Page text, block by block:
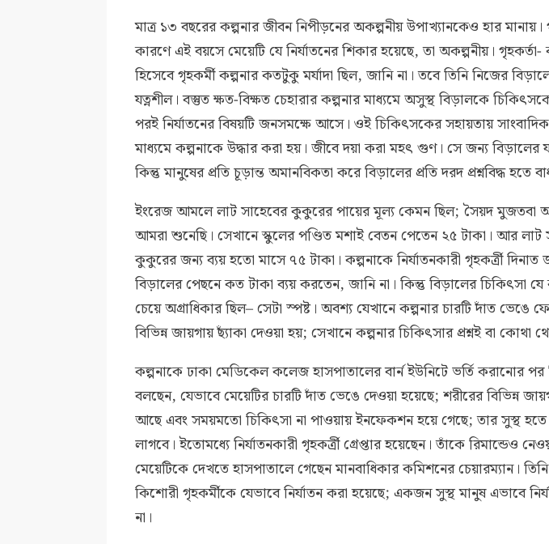
মাত্র ১৩ বছরের কল্পনার জীবন নিপীড়নের অকল্পনীয় উপাখ্যানকেও হার মানায়।
কারণে এই বয়সে মেয়েটি যে নির্যাতনের শিকার হয়েছে, তা অকল্পনীয়। গৃহকর্তা-
হিসেবে গৃহকর্মী কল্পনার কতটুকু মর্যাদা ছিল, জানি না। তবে তিনি নিজের
যত্নশীল। বস্তুত ক্ষত-বিক্ষত চেহারার কল্পনার মাধ্যমে অসুস্থ বিড়ালকে
পরই নির্যাতনের বিষয়টি জনসমক্ষে আসে। ওই চিকিৎসকের সহায়তায়
মাধ্যমে কল্পনাকে উদ্ধার করা হয়। জীবে দয়া করা মহৎ গুণ। সে জন্য বিড়ালের
কিন্তু মানুষের প্রতি চূড়ান্ত অমানবিকতা করে বিড়ালের প্রতি দরদ প্রশ্নবিদ্ধ হতে
ইংরেজ আমলে লাট সাহেবের কুকুরের পায়ের মূল্য কেমন ছিল; সৈয়দ মুজতবা
আমরা শুনেছি। সেখানে স্কুলের পণ্ডিত মশাই বেতন পেতেন ২৫ টাকা। আর লাট
কুকুরের জন্য ব্যয় হতো মাসে ৭৫ টাকা। কল্পনাকে নির্যাতনকারী গৃহকর্ত্রী
বিড়ালের পেছনে কত টাকা ব্যয় করতেন, জানি না। কিন্তু বিড়ালের চিকিৎসা যে
চেয়ে অগ্রাধিকার ছিল– সেটা স্পষ্ট। অবশ্য যেখানে কল্পনার চারটি দাঁত ভেঙে
বিভিন্ন জায়গায় ছ্যাঁকা দেওয়া হয়; সেখানে কল্পনার চিকিৎসার প্রশ্নই বা কোথা
কল্পনাকে ঢাকা মেডিকেল কলেজ হাসপাতালের বার্ন ইউনিটে ভর্তি করানোর
বলছেন, যেভাবে মেয়েটির চারটি দাঁত ভেঙে দেওয়া হয়েছে; শরীরের বিভিন্ন
আছে এবং সময়মতো চিকিৎসা না পাওয়ায় ইনফেকশন হয়ে গেছে; তার সুস্থ
লাগবে। ইতোমধ্যে নির্যাতনকারী গৃহকর্ত্রী গ্রেপ্তার হয়েছেন। তাঁকে রিমান্ডেও
মেয়েটিকে দেখতে হাসপাতালে গেছেন মানবাধিকার কমিশনের চেয়ারম্যান।
কিশোরী গৃহকর্মীকে যেভাবে নির্যাতন করা হয়েছে; একজন সুস্থ মানুষ এভাবে
না।